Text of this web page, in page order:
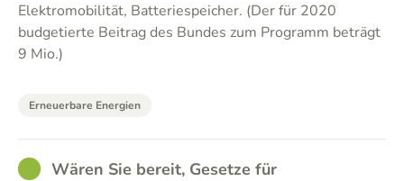
Elektromobilität, Batteriespeicher. (Der für 2020
budgetierte Beitrag des Bundes zum Programm beträgt
9 Mio.)
Erneuerbare Energien
GOODWären Sie bereit, Gesetze für